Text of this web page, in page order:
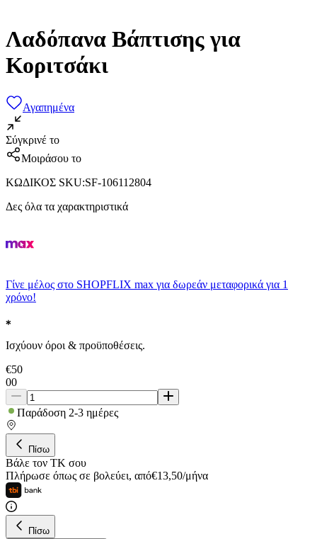
Λαδόπανα Βάπτισης για
Κοριτσάκι
Αγαπημένα
Σύγκρινέ το
Μοιράσου το
ΚΩΔΙΚΟΣ SKU:SF-106112804
Δες όλα τα χαρακτηριστικά
Γίνε μέλος στο SHOPFLIX max για δωρεάν μεταφορικά για 1
χρόνο!
Ισχύουν όροι & προϋποθέσεις.
€50
00
Παράδοση 2-3 ημέρες
Πίσω
Βάλε τον ΤΚ σου
Πλήρωσε όπως σε βολεύει, από€13,50/μήνα
Πίσω